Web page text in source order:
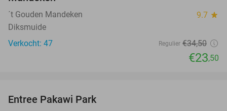
´t Gouden Mandeken 9.7 star
Diksmuide
Verkocht: 47
Regulier €34,50
€23,50
Entree Pakawi Park